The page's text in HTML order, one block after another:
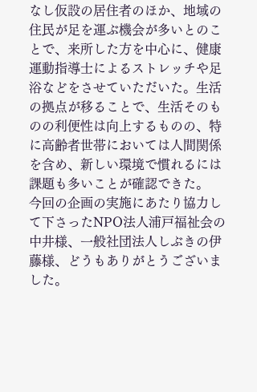
なし仮設の居住者のほか、地域の
住民が足を運ぶ機会が多いとのこ
とで、来所した方を中心に、健康
運動指導士によるストレッチや足
浴などをさせていただいた。生活
の拠点が移ることで、生活そのも
のの利便性は向上するものの、特
に高齢者世帯においては人間関係
を含め、新しい環境で慣れるには
課題も多いことが確認できた。
今回の企画の実施にあたり協力し
て下さったNPO法人浦戸福祉会の
中井様、一般社団法人しぶきの伊
藤様、どうもありがとうございま
した。